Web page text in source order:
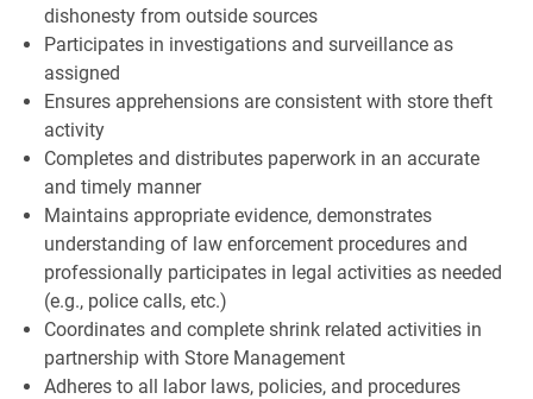
dishonesty from outside sources
Participates in investigations and surveillance as
assigned
Ensures apprehensions are consistent with store theft
activity
Completes and distributes paperwork in an accurate
and timely manner
Maintains appropriate evidence, demonstrates
understanding of law enforcement procedures and
professionally participates in legal activities as needed
(e.g., police calls, etc.)
Coordinates and complete shrink related activities in
partnership with Store Management
Adheres to all labor laws, policies, and procedures